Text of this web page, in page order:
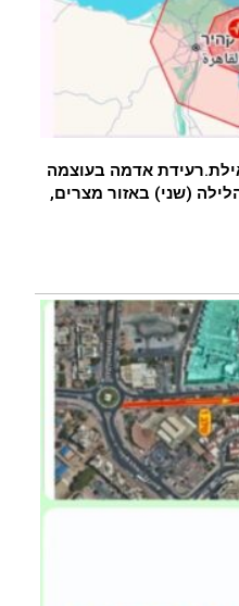
אדמה בעוצמה
(שני) באזור מצרים,